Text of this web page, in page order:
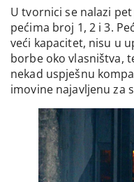
U tvornici se nalazi
pećima broj 1, 2 i 3.
veći kapacitet, nisu u
borbe oko vlasništva,
nekad uspješnu
imovine najavljenu za